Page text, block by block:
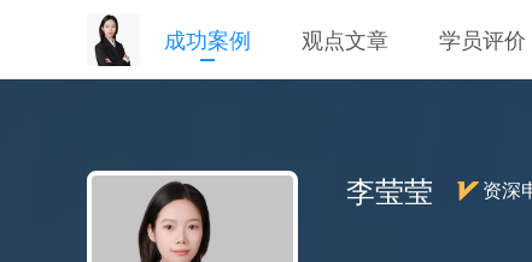
成功案例 观点文章 学员评价
李莹莹 资深